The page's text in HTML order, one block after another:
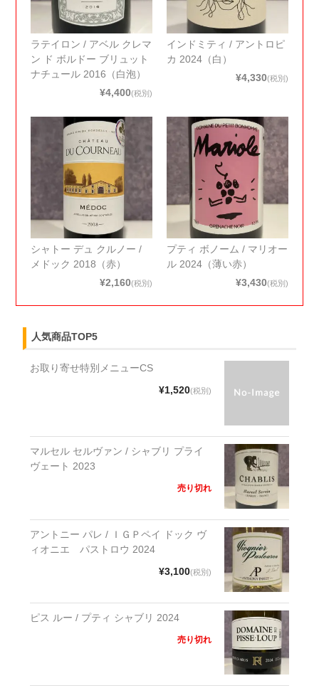
ラテイロン / アベル クレマ
ン ド ボルドー ブリュット
ナチュール 2016（白泡）
¥4,400(税別)
インドミティ / アントロピ
カ 2024（白）
¥4,330(税別)
シャトー デュ クルノー /
メドック 2018（赤）
¥2,160(税別)
プティ ボノーム / マリオー
ル 2024（薄い赤）
¥3,430(税別)
人気商品TOP5
お取り寄せ特別メニューCS
¥1,520(税別)
マルセル セルヴァン / シャブリ プライ
ヴェート 2023
売り切れ
アントニー パレ / ＩＧＰペイ ドック ヴ
ィオニエ パストロウ 2024
¥3,100(税別)
ピス ルー / プティ シャブリ 2024
売り切れ